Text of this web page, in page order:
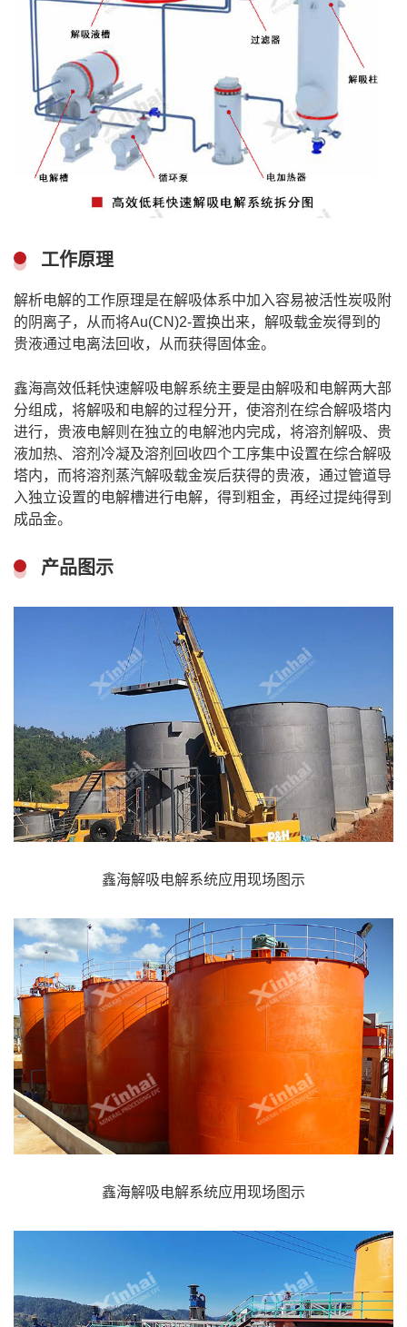
工作原理
解析电解的工作原理是在解吸体系中加入容易被活性炭吸附
的阴离子，从而将Au(CN)2-置换出来，解吸载金炭得到的
贵液通过电离法回收，从而获得固体金。
鑫海高效低耗快速解吸电解系统主要是由解吸和电解两大部
分组成，将解吸和电解的过程分开，使溶剂在综合解吸塔内
进行，贵液电解则在独立的电解池内完成，将溶剂解吸、贵
液加热、溶剂冷凝及溶剂回收四个工序集中设置在综合解吸
塔内，而将溶剂蒸汽解吸载金炭后获得的贵液，通过管道导
入独立设置的电解槽进行电解，得到粗金，再经过提纯得到
成品金。
产品图示
鑫海解吸电解系统应用现场图示
鑫海解吸电解系统应用现场图示